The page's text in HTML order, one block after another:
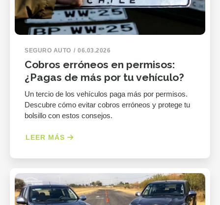
SEGURO AUTO 06.03.2026
Cobros erróneos en permisos:
¿Pagas de más por tu vehículo?
Un tercio de los vehículos paga más por permisos.
Descubre cómo evitar cobros erróneos y protege tu
bolsillo con estos consejos.
LEER MÁS